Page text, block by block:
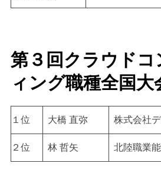
第３回クラウドコ
ィング職種全国大
１位 大橋 直弥 株式会社
２位 林 哲矢 北陸職業